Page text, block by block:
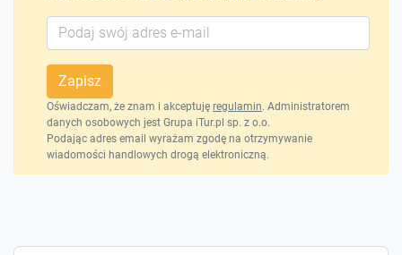
Zapisz
Oświadczam, że znam i akceptuję regulamin. Administratorem
danych osobowych jest Grupa iTur.pl sp. z o.o.
Podając adres email wyrażam zgodę na otrzymywanie
wiadomości handlowych drogą elektroniczną.